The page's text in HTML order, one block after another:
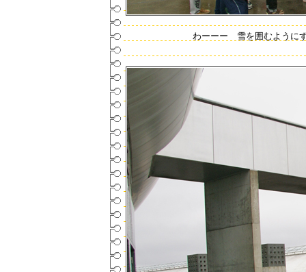
わーーー 雪を囲むように